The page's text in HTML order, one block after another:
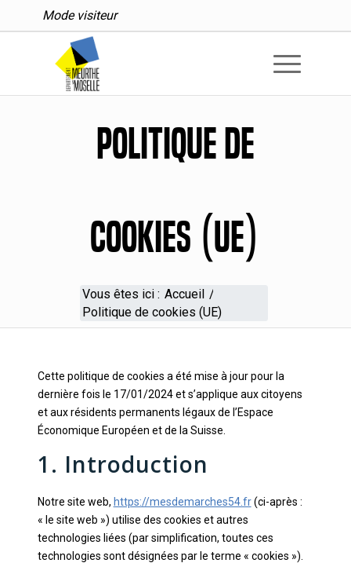
Mode visiteur
Politique de
cookies (UE)
Vous êtes ici : Accueil /
Politique de cookies (UE)
Politique de cookies
Cette politique de cookies a été mise à jour pour la
dernière fois le 17/01/2024 et s’applique aux citoyens
et aux résidents permanents légaux de l’Espace
Économique Européen et de la Suisse.
1. Introduction
Notre site web, https://mesdemarches54.fr(ci-après :
« le site web ») utilise des cookies et autres
technologies liées (par simplification, toutes ces
technologies sont désignées par le terme « cookies »).